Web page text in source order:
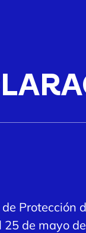
Protección
de mayo